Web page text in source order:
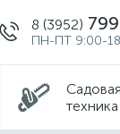
8 (3952)
ПН-ПТ 9:00-
Садовая
техника